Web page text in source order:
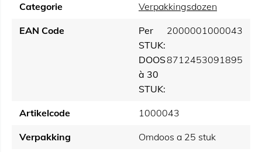
Categorie Verpakkingsdozen
EAN Code
Per
STUK:
2000001000043
DOOS
à 30
STUK:
8712453091895
Artikelcode 1000043
Verpakking Omdoos a 25 stuk